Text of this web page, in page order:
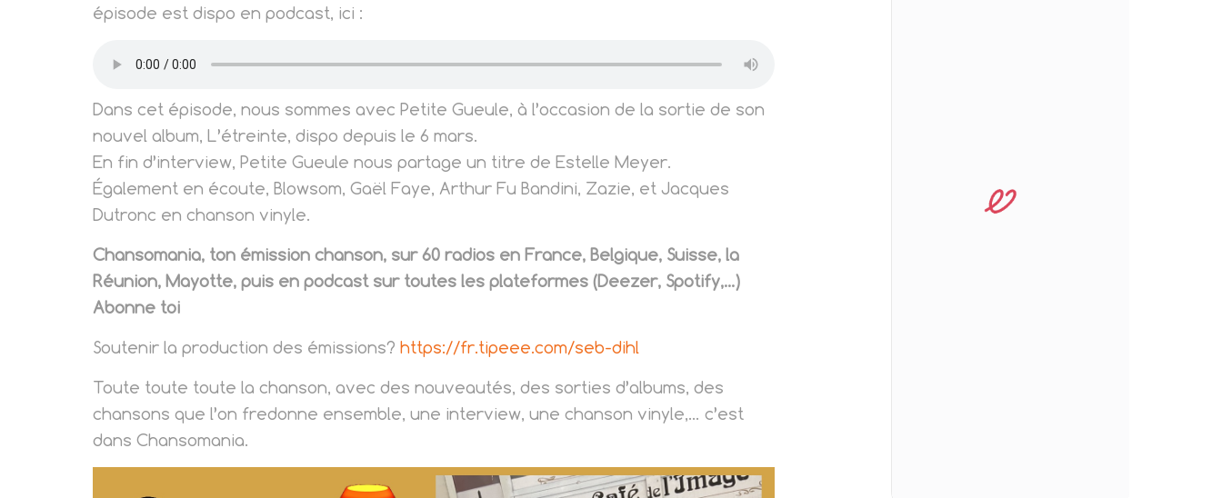
épisode est dispo en podcast, ici :
Dans cet épisode, nous sommes avec Petite Gueule, à l’occasion de la sortie de son
nouvel album, L’étreinte, dispo depuis le 6 mars.
En fin d’interview, Petite Gueule nous partage un titre de Estelle Meyer.
Également en écoute, Blowsom, Gaël Faye, Arthur Fu Bandini, Zazie, et Jacques
Dutronc en chanson vinyle.
Chansomania, ton émission chanson, sur 60 radios en France, Belgique, Suisse, la
Réunion, Mayotte, puis en podcast sur toutes les plateformes (Deezer, Spotify,…)
Abonne toi
Soutenir la production des émissions? https://fr.tipeee.com/seb-dihl
Toute toute toute la chanson, avec des nouveautés, des sorties d’albums, des
chansons que l’on fredonne ensemble, une interview, une chanson vinyle,… c’est
dans Chansomania.